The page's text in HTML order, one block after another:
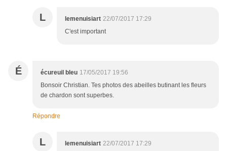
L lemenuisiart 22/07/2017 17:29
C'est important
É écureuil bleu 17/05/2017 19:56
Bonsoir Christian. Tes photos des abeilles butinant les fleurs
de chardon sont superbes.
Répondre
L lemenuisiart 22/07/2017 17:29